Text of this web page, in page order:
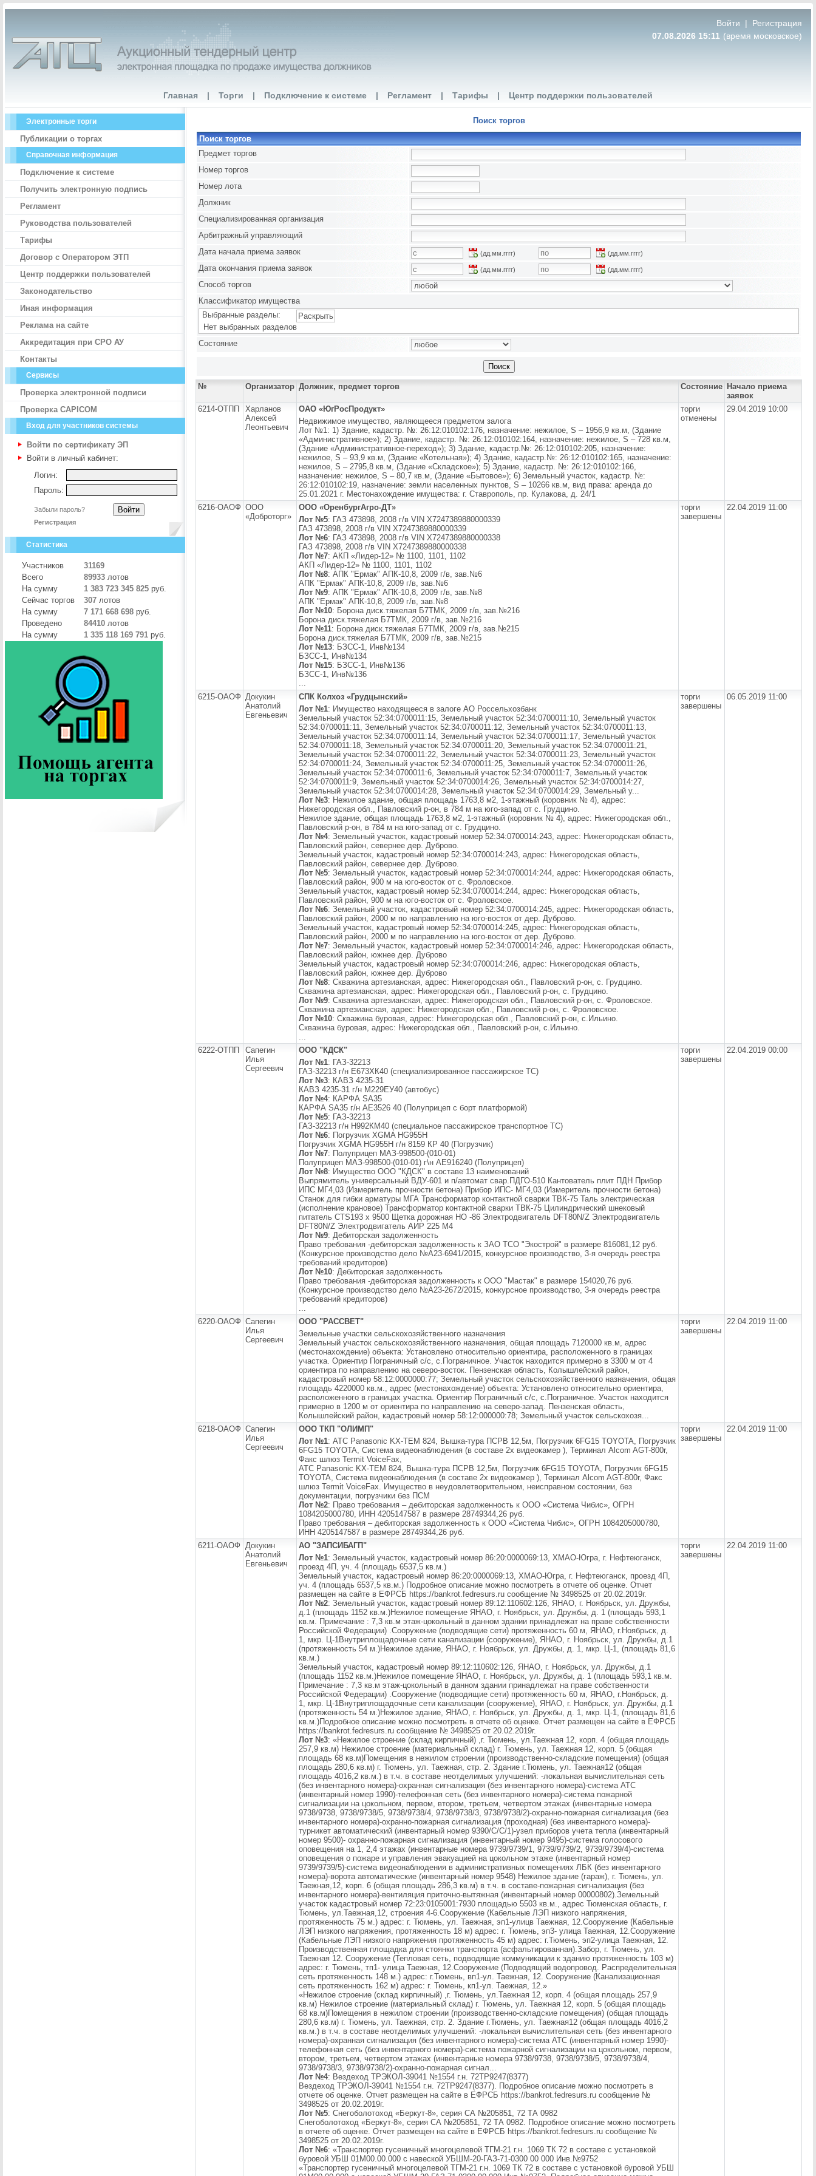
Войти |
Регистрация
07.08.2026 15:11 (время московское)
Главная | Торги | Подключение к системе | Регламент | Тарифы | Центр поддержки пользователей
Электронные торги
Публикации о торгах
Справочная информация
Подключение к системе
Получить электронную подпись
Регламент
Руководства пользователей
Тарифы
Договор с Оператором ЭТП
Центр поддержки пользователей
Законодательство
Иная информация
Реклама на сайте
Аккредитация при СРО АУ
Контакты
Сервисы
Проверка электронной подписи
Проверка CAPICOM
Вход для участников системы
Войти по сертификату ЭП
Войти в личный кабинет:
Логин:
Пароль:
Забыли пароль?
Регистрация
Статистика
Участников
31169
Всего
89933 лотов
На сумму
1 383 723 345 825 руб.
Сейчас торгов
307 лотов
На сумму
7 171 668 698 руб.
Проведено
84410 лотов
На сумму
1 335 118 169 791 руб.
Поиск торгов
Поиск торгов
Предмет торгов
Номер торгов
Номер лота
Должник
Специализированная организация
Арбитражный управляющий
Дата начала приема заявок
(дд.мм.гггг) (дд.мм.гггг)
Дата окончания приема заявок (дд.мм.гггг) (дд.мм.гггг)
Способ торгов
Классификатор имущества
Выбранные разделы:
Раскрыть
Нет выбранных разделов
Состояние
№ Организатор Должник, предмет торгов Состояние Начало приема
заявок
6214-ОТПП
Харланов
Алексей
Леонтьевич
ОАО «ЮгРосПродукт»
Недвижимое имущество, являющееся предметом залога
Лот №1: 1) Здание, кадастр. №: 26:12:010102:176, назначение: нежилое, S – 1956,9 кв.м, (Здание
«Административное»); 2) Здание, кадастр. №: 26:12:010102:164, назначение: нежилое, S – 728 кв.м,
(Здание «Административное-переход»); 3) Здание, кадастр.№: 26:12:010102:205, назначение:
нежилое, S – 93,9 кв.м, (Здание «Котельная»); 4) Здание, кадастр.№: 26:12:010102:165, назначение:
нежилое, S – 2795,8 кв.м, (Здание «Складское»); 5) Здание, кадастр. №: 26:12:010102:166,
назначение: нежилое, S – 80,7 кв.м, (Здание «Бытовое»); 6) Земельный участок, кадастр. №:
26:12:010102:19, назначение: земли населенных пунктов, S – 10266 кв.м, вид права: аренда до
25.01.2021 г. Местонахождение имущества: г. Ставрополь, пр. Кулакова, д. 24/1
торги
отменены
29.04.2019 10:00
6216-ОАОФ ООО
«Доброторг»
ООО «ОренбургАгро-ДТ»
Лот №5: ГАЗ 473898, 2008 г/в VIN X7247389880000339
ГАЗ 473898, 2008 г/в VIN X7247389880000339
Лот №6: ГАЗ 473898, 2008 г/в VIN X7247389880000338
ГАЗ 473898, 2008 г/в VIN X7247389880000338
Лот №7: АКП «Лидер-12» № 1100, 1101, 1102
АКП «Лидер-12» № 1100, 1101, 1102
Лот №8: АПК "Ермак" АПК-10,8, 2009 г/в, зав.№6
АПК "Ермак" АПК-10,8, 2009 г/в, зав.№6
Лот №9: АПК "Ермак" АПК-10,8, 2009 г/в, зав.№8
АПК "Ермак" АПК-10,8, 2009 г/в, зав.№8
Лот №10: Борона диск.тяжелая Б7ТМК, 2009 г/в, зав.№216
Борона диск.тяжелая Б7ТМК, 2009 г/в, зав.№216
Лот №11: Борона диск.тяжелая Б7ТМК, 2009 г/в, зав.№215
Борона диск.тяжелая Б7ТМК, 2009 г/в, зав.№215
Лот №13: БЗСС-1, Инв№134
БЗСС-1, Инв№134
Лот №15: БЗСС-1, Инв№136
БЗСС-1, Инв№136
...
торги
завершены
22.04.2019 11:00
6215-ОАОФ Докукин
Анатолий
Евгеньевич
СПК Колхоз «Грудцынский»
Лот №1: Имущество находящееся в залоге АО Россельхозбанк
Земельный участок 52:34:0700011:15, Земельный участок 52:34:0700011:10, Земельный участок
52:34:0700011:11, Земельный участок 52:34:0700011:12, Земельный участок 52:34:0700011:13,
Земельный участок 52:34:0700011:14, Земельный участок 52:34:0700011:17, Земельный участок
52:34:0700011:18, Земельный участок 52:34:0700011:20, Земельный участок 52:34:0700011:21,
Земельный участок 52:34:0700011:22, Земельный участок 52:34:0700011:23, Земельный участок
52:34:0700011:24, Земельный участок 52:34:0700011:25, Земельный участок 52:34:0700011:26,
Земельный участок 52:34:0700011:6, Земельный участок 52:34:0700011:7, Земельный участок
52:34:0700011:9, Земельный участок 52:34:0700014:26, Земельный участок 52:34:0700014:27,
Земельный участок 52:34:0700014:28, Земельный участок 52:34:0700014:29, Земельный у...
Лот №3: Нежилое здание, общая площадь 1763,8 м2, 1-этажный (коровник № 4), адрес:
Нижегородская обл., Павловский р-он, в 784 м на юго-запад от с. Грудцино.
Нежилое здание, общая площадь 1763,8 м2, 1-этажный (коровник № 4), адрес: Нижегородская обл.,
Павловский р-он, в 784 м на юго-запад от с. Грудцино.
Лот №4: Земельный участок, кадастровый номер 52:34:0700014:243, адрес: Нижегородская область,
Павловский район, севернее дер. Дуброво.
Земельный участок, кадастровый номер 52:34:0700014:243, адрес: Нижегородская область,
Павловский район, севернее дер. Дуброво.
Лот №5: Земельный участок, кадастровый номер 52:34:0700014:244, адрес: Нижегородская область,
Павловский район, 900 м на юго-восток от с. Фроловское.
Земельный участок, кадастровый номер 52:34:0700014:244, адрес: Нижегородская область,
Павловский район, 900 м на юго-восток от с. Фроловское.
Лот №6: Земельный участок, кадастровый номер 52:34:0700014:245, адрес: Нижегородская область,
Павловский район, 2000 м по направлению на юго-восток от дер. Дуброво.
Земельный участок, кадастровый номер 52:34:0700014:245, адрес: Нижегородская область,
Павловский район, 2000 м по направлению на юго-восток от дер. Дуброво.
Лот №7: Земельный участок, кадастровый номер 52:34:0700014:246, адрес: Нижегородская область,
Павловский район, южнее дер. Дуброво
Земельный участок, кадастровый номер 52:34:0700014:246, адрес: Нижегородская область,
Павловский район, южнее дер. Дуброво
Лот №8: Скважина артезианская, адрес: Нижегородская обл., Павловский р-он, с. Грудцино.
Скважина артезианская, адрес: Нижегородская обл., Павловский р-он, с. Грудцино.
Лот №9: Скважина артезианская, адрес: Нижегородская обл., Павловский р-он, с. Фроловское.
Скважина артезианская, адрес: Нижегородская обл., Павловский р-он, с. Фроловское.
Лот №10: Скважина буровая, адрес: Нижегородская обл., Павловский р-он, с.Ильино.
Скважина буровая, адрес: Нижегородская обл., Павловский р-он, с.Ильино.
...
торги
завершены
06.05.2019 11:00
6222-ОТПП
Сапегин
Илья
Сергеевич
ООО "КДСК"
Лот №1: ГАЗ-32213
ГАЗ-32213 г/н Е673ХК40 (специализированное пассажирское ТС)
Лот №3: КАВЗ 4235-31
КАВЗ 4235-31 г/н М229ЕУ40 (автобус)
Лот №4: КАРФА SA35
КАРФА SA35 г/н АЕ3526 40 (Полуприцеп с борт платформой)
Лот №5: ГАЗ-32213
ГАЗ-32213 г/н Н992КМ40 (специальное пассажирское транспортное ТС)
Лот №6: Погрузчик XGMA HG955H
Погрузчик XGMA HG955H г/н 8159 КР 40 (Погрузчик)
Лот №7: Полуприцеп МАЗ-998500-(010-01)
Полуприцеп МАЗ-998500-(010-01) г\н АЕ916240 (Полуприцеп)
Лот №8: Имущество ООО "КДСК" в составе 13 наименований
Выпрямитель универсальный ВДУ-601 и п/автомат свар.ПДГО-510 Кантователь плит ПДН Прибор
ИПС МГ4,03 (Измеритель прочности бетона) Прибор ИПС- МГ4,03 (Измеритель прочности бетона)
Станок для гибки арматуры МГА Трансформатор контактной сварки ТВК-75 Таль электрическая
(исполнение крановое) Трансформатор контактной сварки ТВК-75 Цилиндрический шнековый
питатель CTS193 х 9500 Щетка дорожная НО -86 Электродвигатель DFT80N/Z Электродвигатель
DFT80N/Z Электродвигатель АИР 225 М4
Лот №9: Дебиторская задолженность
Право требования -дебиторская задолженность к ЗАО ТСО "Экострой" в размере 816081,12 руб.
(Конкурсное производство дело №А23-6941/2015, конкурсное производство, 3-я очередь реестра
требований кредиторов)
Лот №10: Дебиторская задолженность
Право требования -дебиторская задолженность к ООО "Мастак" в размере 154020,76 руб.
(Конкурсное производство дело №А23-2672/2015, конкурсное производство, 3-я очередь реестра
требований кредиторов)
...
торги
завершены
22.04.2019 00:00
6220-ОАОФ Сапегин
Илья
Сергеевич
ООО "РАССВЕТ"
Земельные участки сельскохозяйственного назначения
Земельный участок сельскохозяйственного назначения, общая площадь 7120000 кв.м, адрес
(местонахождение) объекта: Установлено относительно ориентира, расположенного в границах
участка. Ориентир Пограничный с/с, с.Пограничное. Участок находится примерно в 3300 м от 4
ориентира по направлению на северо-восток. Пензенская область, Колышлейский район,
кадастровый номер 58:12:0000000:77; Земельный участок сельскохозяйственного назначения, общая
площадь 4220000 кв.м., адрес (местонахождение) объекта: Установлено относительно ориентира,
расположенного в границах участка. Ориентир Пограничный с/с, с.Пограничное. Участок находится
примерно в 1200 м от ориентира по направлению на северо-запад. Пензенская область,
Колышлейский район, кадастровый номер 58:12:000000:78; Земельный участок сельскохозя...
торги
завершены
22.04.2019 11:00
6218-ОАОФ Сапегин
Илья
Сергеевич
ООО ТКП "ОЛИМП"
Лот №1: АТС Panasonic KX-TEM 824, Вышка-тура ПСРВ 12,5м, Погрузчик 6FG15 TOYOTA, Погрузчик
6FG15 TOYOTA, Система видеонаблюдения (в составе 2х видеокамер ), Терминал Alcom AGT-800r,
Факс шлюз Termit VoiceFax,
АТС Panasonic KX-TEM 824, Вышка-тура ПСРВ 12,5м, Погрузчик 6FG15 TOYOTA, Погрузчик 6FG15
TOYOTA, Система видеонаблюдения (в составе 2х видеокамер ), Терминал Alcom AGT-800r, Факс
шлюз Termit VoiceFax. Имущество в неудовлетворительном, неисправном состоянии, без
документации, погрузчики без ПСМ
Лот №2: Право требования – дебиторская задолженность к ООО «Система Чибис», ОГРН
1084205000780, ИНН 4205147587 в размере 28749344,26 руб.
Право требования – дебиторская задолженность к ООО «Система Чибис», ОГРН 1084205000780,
ИНН 4205147587 в размере 28749344,26 руб.
торги
завершены
22.04.2019 11:00
6211-ОАОФ Докукин
Анатолий
Евгеньевич
АО "ЗАПСИБАГП"
Лот №1: Земельный участок, кадастровый номер 86:20:0000069:13, ХМАО-Югра, г. Нефтеюганск,
проезд 4П, уч. 4 (площадь 6537,5 кв.м.)
Земельный участок, кадастровый номер 86:20:0000069:13, ХМАО-Югра, г. Нефтеюганск, проезд 4П,
уч. 4 (площадь 6537,5 кв.м.) Подробное описание можно посмотреть в отчете об оценке. Отчет
размещен на сайте в ЕФРСБ https://bankrot.fedresurs.ru сообщение № 3498525 от 20.02.2019г.
Лот №2: Земельный участок, кадастровый номер 89:12:110602:126, ЯНАО, г. Ноябрьск, ул. Дружбы,
д.1 (площадь 1152 кв.м.)Нежилое помещение ЯНАО, г. Ноябрьск, ул. Дружбы, д. 1 (площадь 593,1
кв.м. Примечание : 7,3 кв.м этаж-цокольный в данном здании принадлежат на праве собственности
Российской Федерации) .Сооружение (подводящие сети) протяженность 60 м, ЯНАО, г.Ноябрьск, д.
1, мкр. Ц-1Внутриплощадочные сети канализации (сооружение), ЯНАО, г. Ноябрьск, ул. Дружбы, д.1
(протяженность 54 м.)Нежилое здание, ЯНАО, г. Ноябрьск, ул. Дружбы, д. 1, мкр. Ц-1, (площадь 81,6
кв.м.)
Земельный участок, кадастровый номер 89:12:110602:126, ЯНАО, г. Ноябрьск, ул. Дружбы, д.1
(площадь 1152 кв.м.)Нежилое помещение ЯНАО, г. Ноябрьск, ул. Дружбы, д. 1 (площадь 593,1 кв.м.
Примечание : 7,3 кв.м этаж-цокольный в данном здании принадлежат на праве собственности
Российской Федерации) .Сооружение (подводящие сети) протяженность 60 м, ЯНАО, г.Ноябрьск, д.
1, мкр. Ц-1Внутриплощадочные сети канализации (сооружение), ЯНАО, г. Ноябрьск, ул. Дружбы, д.1
(протяженность 54 м.)Нежилое здание, ЯНАО, г. Ноябрьск, ул. Дружбы, д. 1, мкр. Ц-1, (площадь 81,6
кв.м.)Подробное описание можно посмотреть в отчете об оценке. Отчет размещен на сайте в ЕФРСБ
https://bankrot.fedresurs.ru сообщение № 3498525 от 20.02.2019г.
Лот №3: «Нежилое строение (склад кирпичный) ,г. Тюмень, ул.Таежная 12, корп. 4 (общая площадь
257,9 кв.м) Нежилое строение (материальный склад) г. Тюмень, ул. Таежная 12, корп. 5 (общая
площадь 68 кв.м)Помещения в нежилом строении (производственно-складские помещения) (общая
площадь 280,6 кв.м) г. Тюмень, ул. Таежная, стр. 2. Здание г.Тюмень, ул. Таежная12 (общая
площадь 4016,2 кв.м.) в т.ч. в составе неотделимых улучшений: -локальная вычислительная сеть
(без инвентарного номера)-охранная сигнализация (без инвентарного номера)-система АТС
(инвентарный номер 1990)-телефонная сеть (без инвентарного номера)-система пожарной
сигнализации на цокольном, первом, втором, третьем, четвертом этажах (инвентарные номера
9738/9738, 9738/9738/5, 9738/9738/4, 9738/9738/3, 9738/9738/2)-охранно-пожарная сигнализация (без
инвентарного номера)-охранно-пожарная сигнализация (проходная) (без инвентарного номера)-
турникет автоматический (инвентарный номер 9390/С/С/1)-узел приборов учета тепла (инвентарный
номер 9500)- охранно-пожарная сигнализация (инвентарный номер 9495)-система голосового
оповещения на 1, 2,4 этажах (инвентарные номера 9739/9739/1, 9739/9739/2, 9739/9739/4)-система
оповещения о пожаре и управления эвакуацией на цокольном этаже (инвентарный номер
9739/9739/5)-система видеонаблюдения в административных помещениях ЛБК (без инвентарного
номера)-ворота автоматические (инвентарный номер 9548) Нежилое здание (гараж), г. Тюмень, ул.
Таежная,12, корп. 6 (общая площадь 286,3 кв.м) в т.ч. в составе-пожарная сигнализация (без
инвентарного номера)-вентиляция приточно-вытяжная (инвентарный номер 00000802).Земельный
участок кадастровый номер 72:23:0105001:7930 площадью 5503 кв.м., адрес Тюменская область, г.
Тюмень, ул.Таежная,12, строения 4-6.Сооружение (Кабельные ЛЭП низкого напряжения,
протяженность 75 м.) адрес: г. Тюмень, ул. Таежная, эп1-улицв Таежная, 12.Сооружение (Кабельные
ЛЭП низкого напряжения, протяженность 18 м) адрес: г. Тюмень, эп3- улица Таежная, 12.Сооружение
(Кабельные ЛЭП низкого напряжения протяженность 45 м) адрес: г.Тюмень, эп2-улица Таежная, 12.
Производственная площадка для стоянки транспорта (асфальтированная).Забор, г. Тюмень, ул.
Таежная 12. Сооружение (Тепловая сеть, подводящие коммуникации к зданию протяженность 103 м)
адрес: г. Тюмень, тп1- улица Таежная, 12.Сооружение (Подводящий водопровод. Распределительная
сеть протяженность 148 м.) адрес: г.Тюмень, вп1-ул. Таежная, 12. Сооружение (Канализационная
сеть протяженность 162 м) адрес: г. Тюмень, кп1-ул. Таежная, 12.»
«Нежилое строение (склад кирпичный) ,г. Тюмень, ул.Таежная 12, корп. 4 (общая площадь 257,9
кв.м) Нежилое строение (материальный склад) г. Тюмень, ул. Таежная 12, корп. 5 (общая площадь
68 кв.м)Помещения в нежилом строении (производственно-складские помещения) (общая площадь
280,6 кв.м) г. Тюмень, ул. Таежная, стр. 2. Здание г.Тюмень, ул. Таежная12 (общая площадь 4016,2
кв.м.) в т.ч. в составе неотделимых улучшений: -локальная вычислительная сеть (без инвентарного
номера)-охранная сигнализация (без инвентарного номера)-система АТС (инвентарный номер 1990)-
телефонная сеть (без инвентарного номера)-система пожарной сигнализации на цокольном, первом,
втором, третьем, четвертом этажах (инвентарные номера 9738/9738, 9738/9738/5, 9738/9738/4,
9738/9738/3, 9738/9738/2)-охранно-пожарная сигнал...
Лот №4: Вездеход ТРЭКОЛ-39041 №1554 г.н. 72ТР9247(8377)
Вездеход ТРЭКОЛ-39041 №1554 г.н. 72ТР9247(8377). Подробное описание можно посмотреть в
отчете об оценке. Отчет размещен на сайте в ЕФРСБ https://bankrot.fedresurs.ru сообщение №
3498525 от 20.02.2019г.
Лот №5: Снегоболотоход «Беркут-8», серия СА №205851, 72 ТА 0982
Снегоболотоход «Беркут-8», серия СА №205851, 72 ТА 0982. Подробное описание можно посмотреть
в отчете об оценке. Отчет размещен на сайте в ЕФРСБ https://bankrot.fedresurs.ru сообщение №
3498525 от 20.02.2019г.
Лот №6: «Транспортер гусеничный многоцелевой ТГМ-21 г.н. 1069 ТК 72 в составе с установкой
буровой УБШ 01М00.00.000 с навеской УБШМ-20-ГАЗ-71-0300 00 000 Инв.№9752
«Транспортер гусеничный многоцелевой ТГМ-21 г.н. 1069 ТК 72 в составе с установкой буровой УБШ
торги
завершены
22.04.2019 11:00